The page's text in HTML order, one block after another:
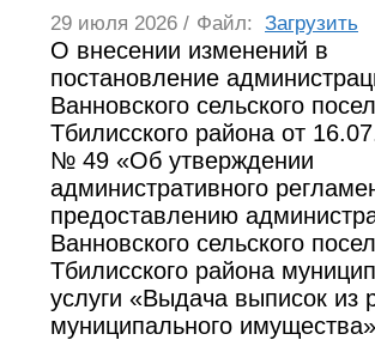
29 июля 2026 / Файл: Загрузить
О внесении изменений в
постановление
Ванновского сельского
Тбилисского района от
№ 49 «Об утверждении
административного
предоставлению
Ванновского сельского
Тбилисского района
услуги «Выдача выписок из
муниципального